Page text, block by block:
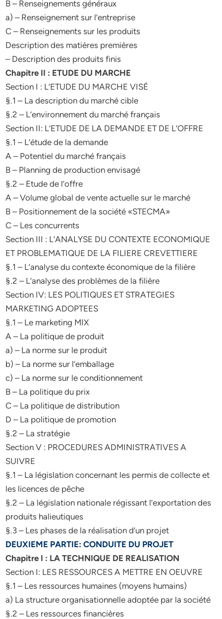
B – Renseignements généraux
a) – Renseignement sur l’entreprise
C – Renseignements sur les produits
Description des matières premières
– Description des produits finis
Chapitre II : ETUDE DU MARCHE
Section I : L’ETUDE DU MARCHE VISÉ
§.1 – La description du marché cible
§.2 – L’environnement du marché français
Section II: L’ETUDE DE LA DEMANDE ET DE L’OFFRE
§.1 – L’étude de la demande
A – Potentiel du marché français
B – Planning de production envisagé
§.2 – Etude de l’offre
A – Volume global de vente actuelle sur le marché
B – Positionnement de la société «STECMA»
C – Les concurrents
Section III : L’ANALYSE DU CONTEXTE ECONOMIQUE
ET PROBLEMATIQUE DE LA FILIERE CREVETTIERE
§.1 – L’analyse du contexte économique de la filière
§.2 – L’analyse des problèmes de la filière
Section IV: LES POLITIQUES ET STRATEGIES
MARKETING ADOPTEES
§.1 – Le marketing MIX
A – La politique de produit
a) – La norme sur le produit
b) – La norme sur l’emballage
c) – La norme sur le conditionnement
B – La politique du prix
C – La politique de distribution
D – La politique de promotion
§.2 – La stratégie
Section V : PROCEDURES ADMINISTRATIVES A
SUIVRE
§.1 – La législation concernant les permis de collecte et
les licences de pêche
§.2 – La législation nationale régissant l’exportation des
produits halieutiques
§.3 – Les phases de la réalisation d’un projet
DEUXIEME PARTIE: CONDUITE DU PROJET
Chapitre I : LA TECHNIQUE DE REALISATION
Section I: LES RESSOURCES A METTRE EN OEUVRE
§.1 – Les ressources humaines (moyens humains)
a) La structure organisationnelle adoptée par la société
§.2 – Les ressources financières